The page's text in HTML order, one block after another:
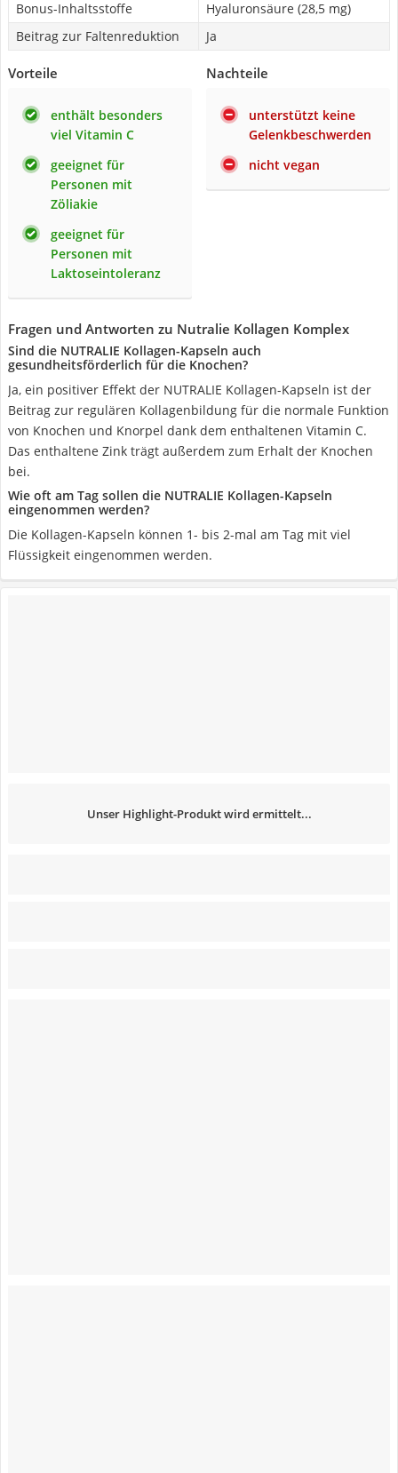
Bonus-Inhaltsstoffe
Hyaluronsäure (28,5 mg)
Beitrag zur Faltenreduktion
Ja
Vorteile
enthält besonders
viel Vitamin C
geeignet für
Personen mit
Zöliakie
geeignet für
Personen mit
Laktoseintoleranz
Nachteile
unterstützt keine
Gelenkbeschwerden
nicht vegan
Fragen und Antworten zu Nutralie Kollagen Komplex
Sind die NUTRALIE Kollagen-Kapseln auch
gesundheitsförderlich für die Knochen?
Ja, ein positiver Effekt der NUTRALIE Kollagen-Kapseln ist der
Beitrag zur regulären Kollagenbildung für die normale Funktion
von Knochen und Knorpel dank dem enthaltenen Vitamin C.
Das enthaltene Zink trägt außerdem zum Erhalt der Knochen
bei.
Wie oft am Tag sollen die NUTRALIE Kollagen-Kapseln
eingenommen werden?
Die Kollagen-Kapseln können 1- bis 2-mal am Tag mit viel
Flüssigkeit eingenommen werden.
Unser Highlight-Produkt wird ermittelt...